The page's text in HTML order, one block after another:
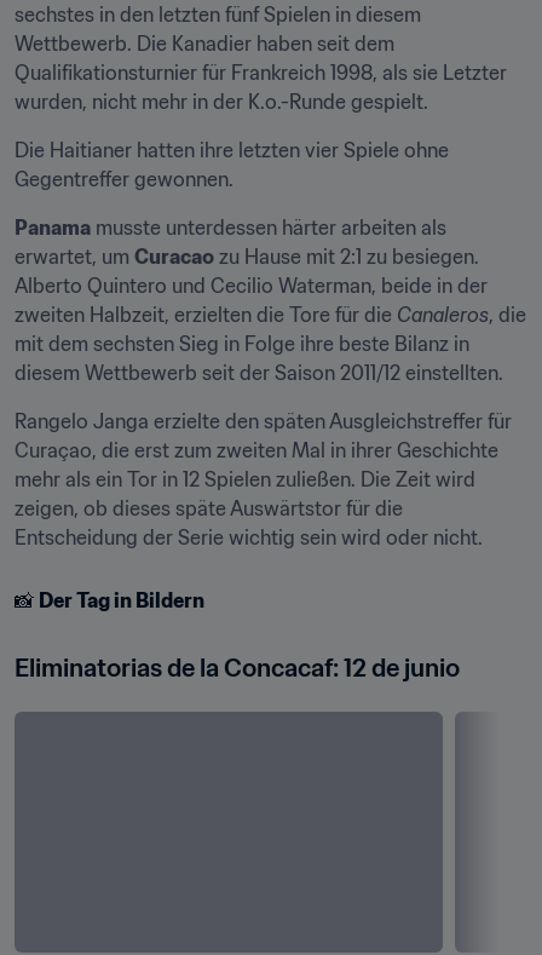
sechstes in den letzten fünf Spielen in diesem
Wettbewerb. Die Kanadier haben seit dem
Qualifikationsturnier für Frankreich 1998, als sie Letzter
wurden, nicht mehr in der K.o.-Runde gespielt.
Die Haitianer hatten ihre letzten vier Spiele ohne
Gegentreffer gewonnen.
Panama musste unterdessen härter arbeiten als
erwartet, um Curacao zu Hause mit 2:1 zu besiegen.
Alberto Quintero und Cecilio Waterman, beide in der
zweiten Halbzeit, erzielten die Tore für die Canaleros, die
mit dem sechsten Sieg in Folge ihre beste Bilanz in
diesem Wettbewerb seit der Saison 2011/12 einstellten.
Rangelo Janga erzielte den späten Ausgleichstreffer für
Curaçao, die erst zum zweiten Mal in ihrer Geschichte
mehr als ein Tor in 12 Spielen zuließen. Die Zeit wird
zeigen, ob dieses späte Auswärtstor für die
Entscheidung der Serie wichtig sein wird oder nicht.
📸 Der Tag in Bildern
Eliminatorias de la Concacaf: 12 de junio